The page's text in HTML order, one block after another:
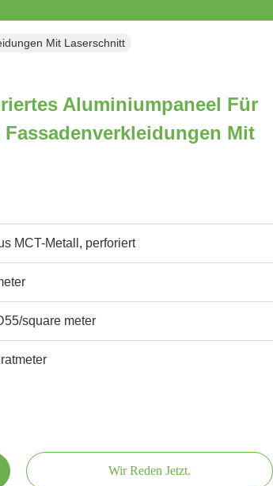
Mit Laserschnitt
Aluminiumpaneel Für
Mit
MCT-Metall, perforiert
square meter
Wir Reden Jetzt.